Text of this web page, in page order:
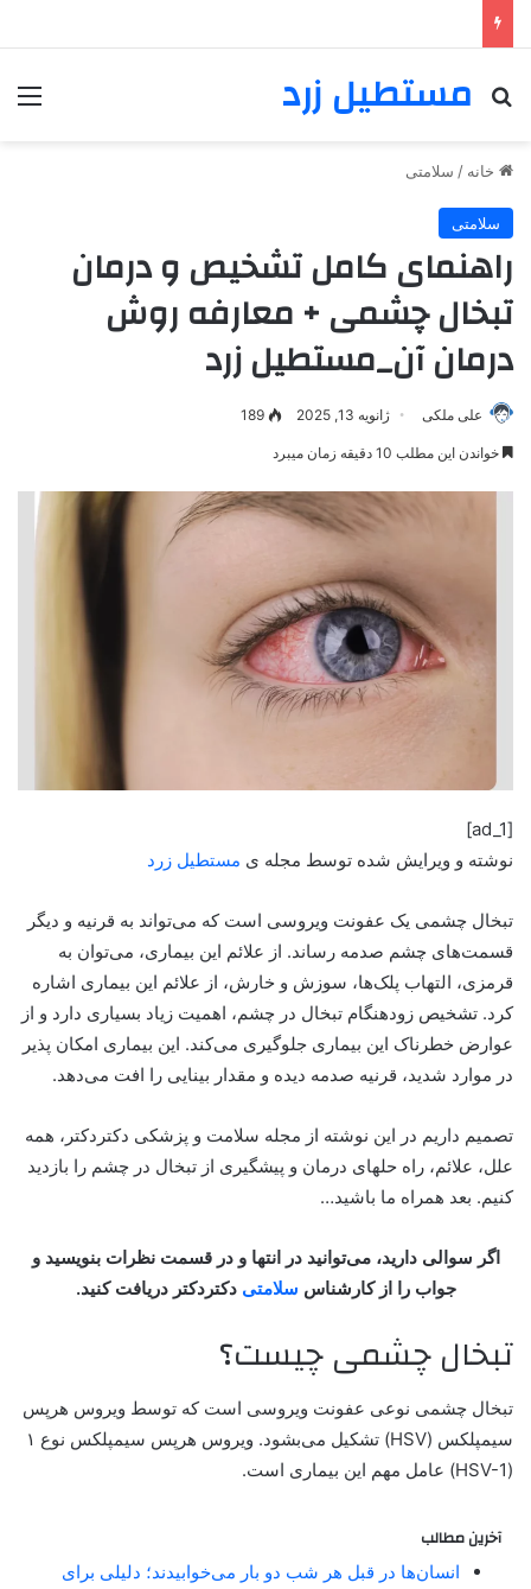
مستطیل زرد
خانه / سلامتی
سلامتی
راهنمای کامل تشخیص و درمان
تبخال چشمی + معارفه روش‌
درمان آن_مستطیل زرد
علی ملکی ژانویه 13, 2025 189
خواندن این مطلب 10 دقیقه زمان میبرد
[ad_1]
نوشته و ویرایش شده توسط مجله ی مستطیل زرد
تبخال چشمی یک عفونت ویروسی است که می‌تواند به قرنیه و دیگر
قسمت‌های چشم صدمه رساند. از علائم این بیماری، می‌توان به
قرمزی، التهاب پلک‌ها، سوزش و خارش، از علائم این بیماری اشاره
کرد. تشخیص زودهنگام تبخال در چشم، اهمیت زیاد بسیاری دارد و از
عوارض خطرناک این بیماری جلوگیری می‌کند. این بیماری امکان پذیر
در موارد شدید، قرنیه صدمه دیده و مقدار بینایی را افت می‌دهد.
تصمیم داریم در این نوشته از مجله سلامت و پزشکی دکتردکتر، همه
علل، علائم، راه حلهای درمان و پیشگیری از تبخال در چشم را بازدید
کنیم. بعد همراه ما باشید…
اگر سوالی دارید، می‌توانید در انتها و در قسمت نظرات بنویسید و
جواب را از کارشناس سلامتی دکتردکتر دریافت کنید.
تبخال چشمی چیست؟
تبخال چشمی نوعی عفونت ویروسی است که توسط ویروس هرپس
سیمپلکس (HSV) تشکیل می‌بشود. ویروس هرپس سیمپلکس نوع ۱
(HSV-1) عامل مهم این بیماری است.
آخرین مطالب
انسان‌ها در قبل هر شب دو بار می‌خوابیدند؛ دلیلی برای